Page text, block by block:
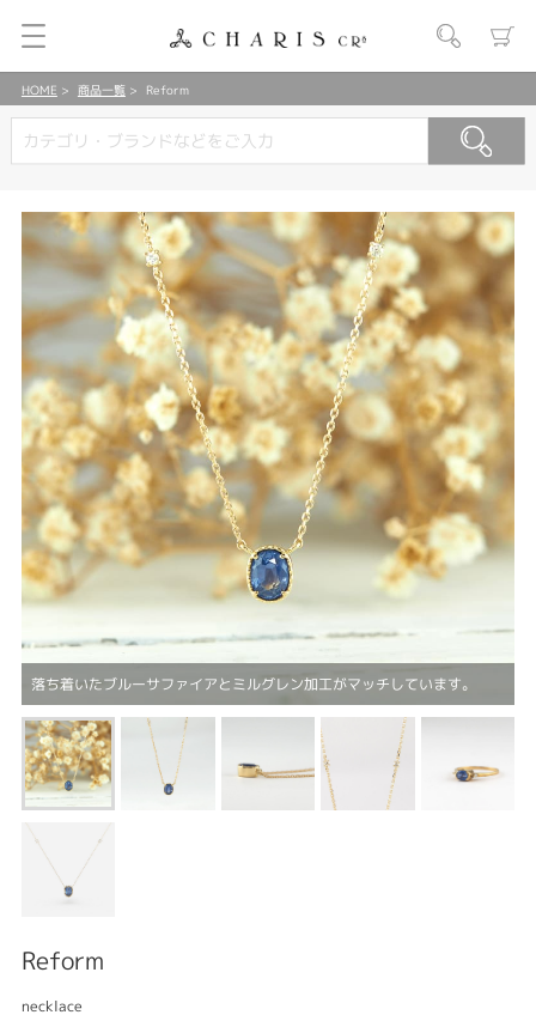
HOME 商品一覧 Reform
落ち着いたブルーサファイアとミルグレン加工がマッチしています。
Reform
necklace